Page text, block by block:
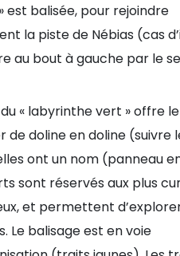
est balisée, pour rejoindre
la piste de Nébias (cas
au bout à gauche par le
du « labyrinthe vert » offre
de doline en doline (suivre
ont un nom (panneau
sont réservés aux plus
et permettent
Le balisage est en voie